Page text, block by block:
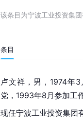
该条目为宁波工业投资集
条目
卢文祥，男，1974年
党，1993年8月参加工
现任宁波工业投资集团